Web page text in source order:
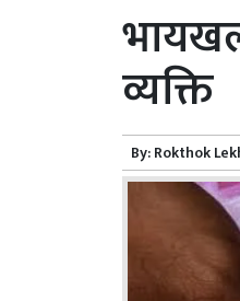
व्यक्ति
By:Rokthok